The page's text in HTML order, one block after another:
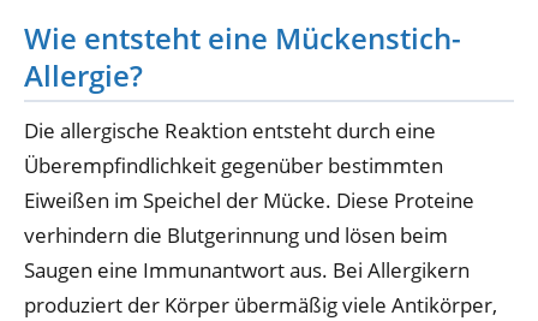
Wie entsteht eine Mückenstich-
Allergie?
Die allergische Reaktion entsteht durch eine
Überempfindlichkeit gegenüber bestimmten
Eiweißen im Speichel der Mücke. Diese Proteine
verhindern die Blutgerinnung und lösen beim
Saugen eine Immunantwort aus. Bei Allergikern
produziert der Körper übermäßig viele Antikörper,